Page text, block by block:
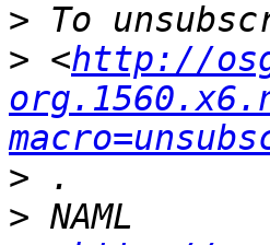
>
> <http://
>
>